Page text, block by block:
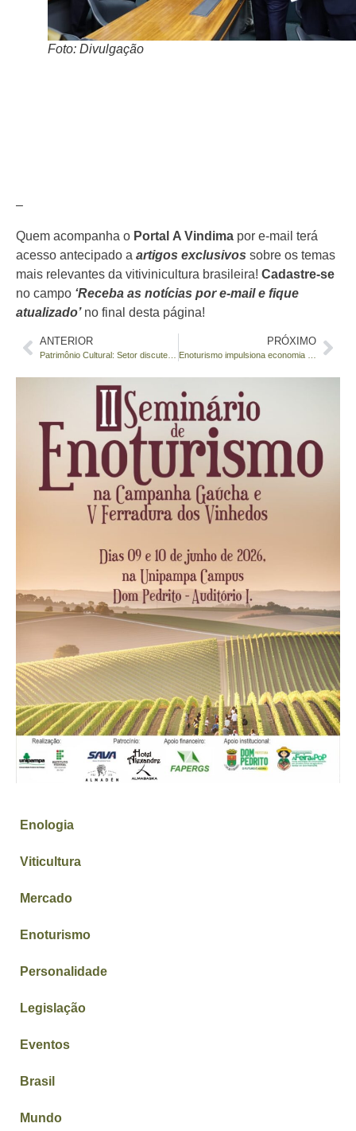
Foto: Divulgação
–
Quem acompanha o Portal A Vindima por e-mail terá
acesso antecipado a artigos exclusivos sobre os temas
mais relevantes da vitivinicultura brasileira! Cadastre-se
no campo ‘Receba as notícias por e-mail e fique
atualizado’no final desta página!
ANTERIOR PRÓXIMO
Enologia
Viticultura
Mercado
Enoturismo
Personalidade
Legislação
Eventos
Brasil
Mundo